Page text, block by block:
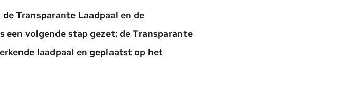
Transparante Laadpaal en de
volgende stap gezet: de Transparante
laadpaal en geplaatst op het